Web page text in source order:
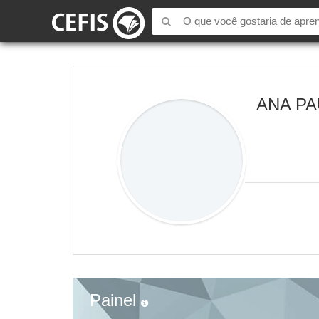
ANA
Painel